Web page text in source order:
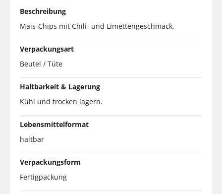
Beschreibung
Mais-Chips mit Chili- und Limettengeschmack.
Verpackungsart
Beutel / Tüte
Haltbarkeit & Lagerung
Kühl und trocken lagern.
Lebensmittelformat
haltbar
Verpackungsform
Fertigpackung